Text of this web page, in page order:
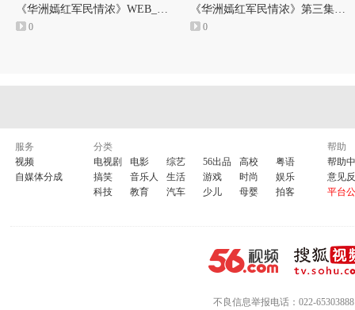
《华洲嫣红军民情浓》WEB_MP4_第三集（火红的年代）第二部第一段
0
《华洲嫣红军民情浓》第三集_WEB MPEG4 正式版上段
0
服务
视频
自媒体分成
分类
电视剧
电影 综艺 56出品 高校
粤语
搞笑
音乐人 生活 游戏 时尚
娱乐
科技
教育 汽车 少儿 母婴 拍客
帮助
帮助
意见
平台
不良信息举报电话：022-65303888